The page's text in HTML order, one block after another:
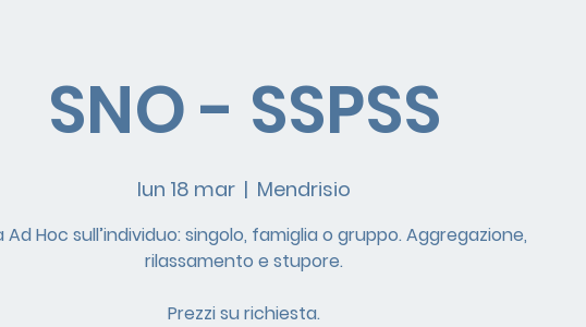
SNO - SSPSS
lun 18 mar
  |
Mendrisio
Ad Hoc sull’individuo: singolo, famiglia o gruppo. Aggregazione,
rilassamento e stupore.
Prezzi su richiesta.